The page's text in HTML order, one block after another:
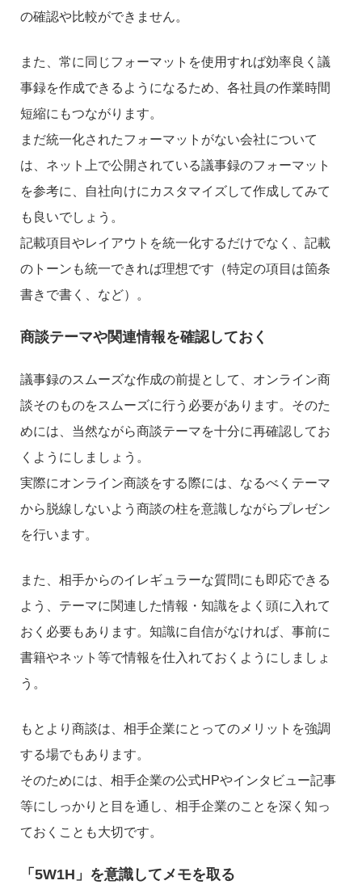
の確認や比較ができません。
また、常に同じフォーマットを使用すれば効率良く議
事録を作成できるようになるため、各社員の作業時間
短縮にもつながります。
まだ統一化されたフォーマットがない会社について
は、ネット上で公開されている議事録のフォーマット
を参考に、自社向けにカスタマイズして作成してみて
も良いでしょう。
記載項目やレイアウトを統一化するだけでなく、記載
のトーンも統一できれば理想です（特定の項目は箇条
書きで書く、など）。
商談テーマや関連情報を確認しておく
議事録のスムーズな作成の前提として、オンライン商
談そのものをスムーズに行う必要があります。そのた
めには、当然ながら商談テーマを十分に再確認してお
くようにしましょう。
実際にオンライン商談をする際には、なるべくテーマ
から脱線しないよう商談の柱を意識しながらプレゼン
を行います。
また、相手からのイレギュラーな質問にも即応できる
よう、テーマに関連した情報・知識をよく頭に入れて
おく必要もあります。知識に自信がなければ、事前に
書籍やネット等で情報を仕入れておくようにしましょ
う。
もとより商談は、相手企業にとってのメリットを強調
する場でもあります。
そのためには、相手企業の公式HPやインタビュー記事
等にしっかりと目を通し、相手企業のことを深く知っ
ておくことも大切です。
「5W1H」を意識してメモを取る